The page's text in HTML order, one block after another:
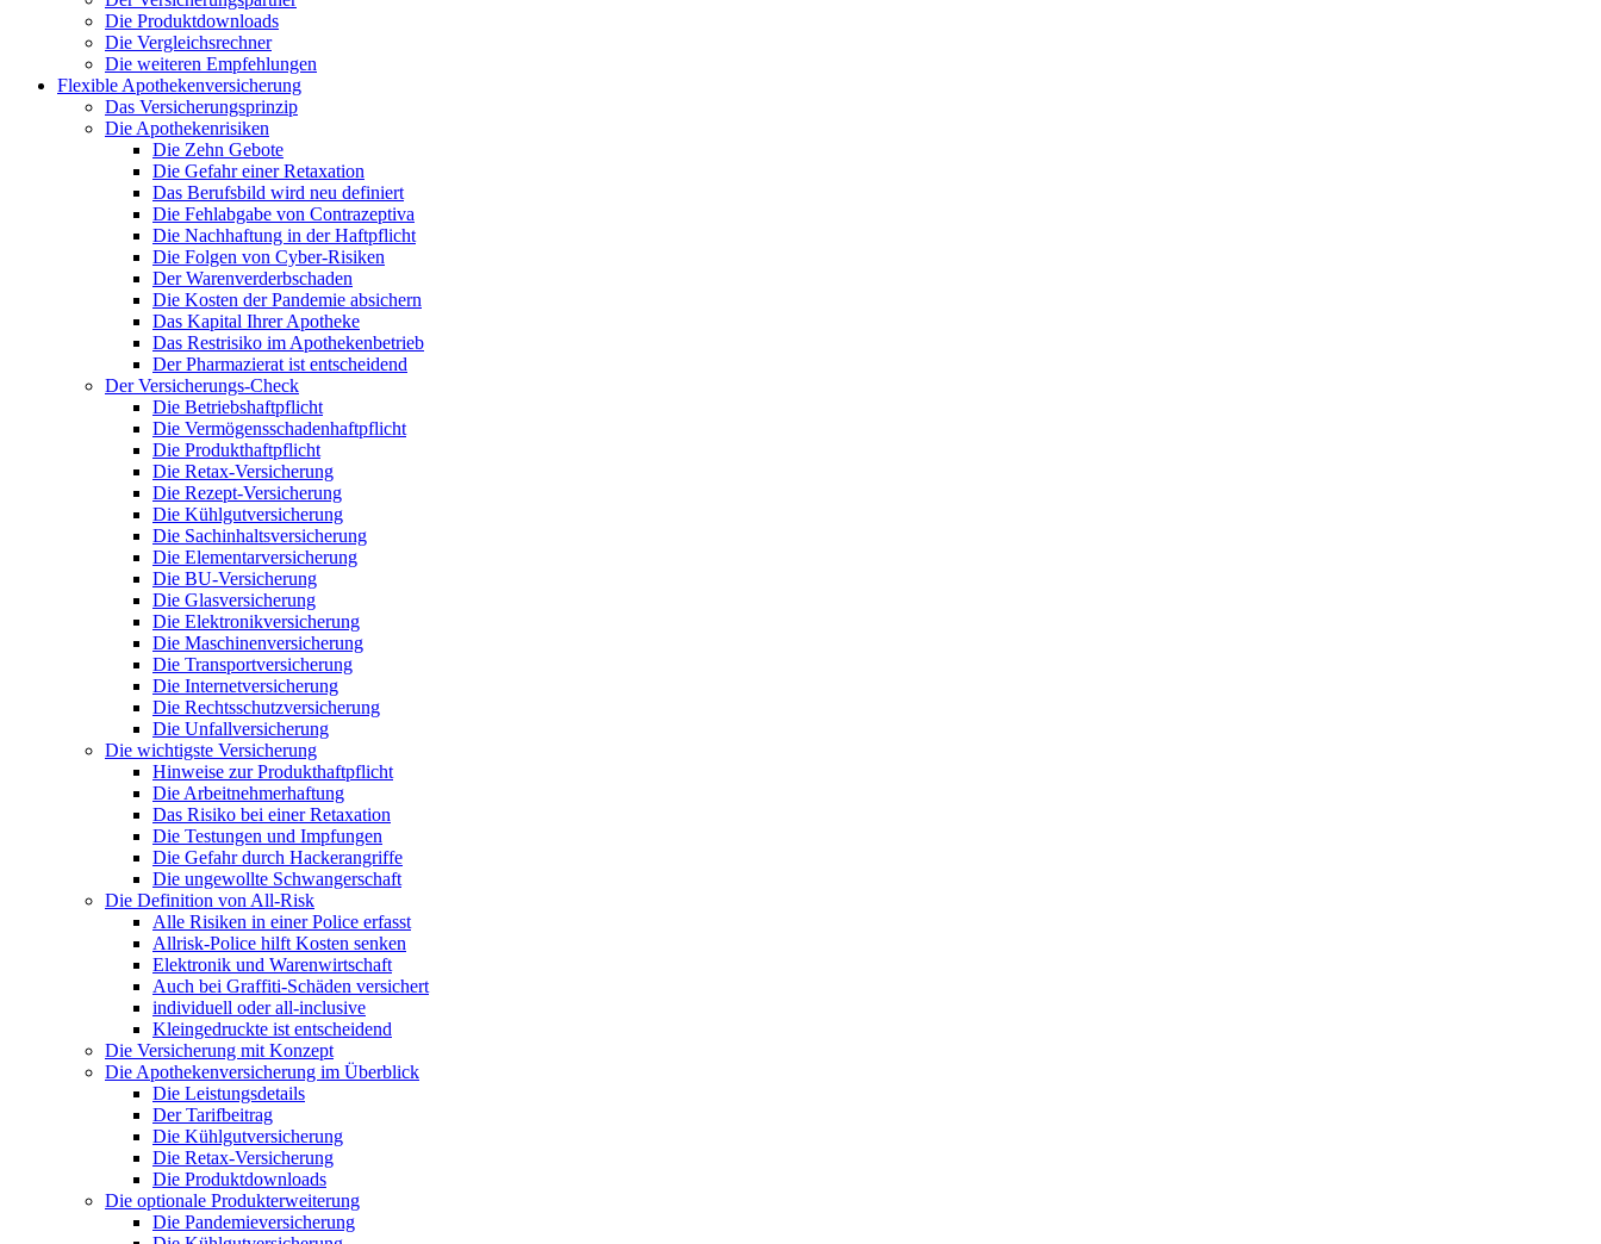
Die Produktdownloads
Die Vergleichsrechner
Die weiteren Empfehlungen
Flexible Apothekenversicherung
Das Versicherungsprinzip
Die Apothekenrisiken
Die Zehn Gebote
Die Gefahr einer Retaxation
Das Berufsbild wird neu definiert
Die Fehlabgabe von Contrazeptiva
Die Nachhaftung in der Haftpflicht
Die Folgen von Cyber-Risiken
Der Warenverderbschaden
Die Kosten der Pandemie absichern
Das Kapital Ihrer Apotheke
Das Restrisiko im Apothekenbetrieb
Der Pharmazierat ist entscheidend
Der Versicherungs-Check
Die Betriebshaftpflicht
Die Vermögensschadenhaftpflicht
Die Produkthaftpflicht
Die Retax-Versicherung
Die Rezept-Versicherung
Die Kühlgutversicherung
Die Sachinhaltsversicherung
Die Elementarversicherung
Die BU-Versicherung
Die Glasversicherung
Die Elektronikversicherung
Die Maschinenversicherung
Die Transportversicherung
Die Internetversicherung
Die Rechtsschutzversicherung
Die Unfallversicherung
Die wichtigste Versicherung
Hinweise zur Produkthaftpflicht
Die Arbeitnehmerhaftung
Das Risiko bei einer Retaxation
Die Testungen und Impfungen
Die Gefahr durch Hackerangriffe
Die ungewollte Schwangerschaft
Die Definition von All-Risk
Alle Risiken in einer Police erfasst
Allrisk-Police hilft Kosten senken
Elektronik und Warenwirtschaft
Auch bei Graffiti-Schäden versichert
individuell oder all-inclusive
Kleingedruckte ist entscheidend
Die Versicherung mit Konzept
Die Apothekenversicherung im Überblick
Die Leistungsdetails
Der Tarifbeitrag
Die Kühlgutversicherung
Die Retax-Versicherung
Die Produktdownloads
Die optionale Produkterweiterung
Die Pandemieversicherung